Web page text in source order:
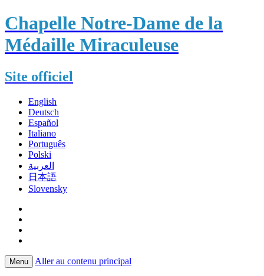
Chapelle Notre-Dame de la
Médaille Miraculeuse
Site officiel
English
Deutsch
Español
Italiano
Português
Polski
العربية
日本語
Slovensky
Menu Aller au contenu principal